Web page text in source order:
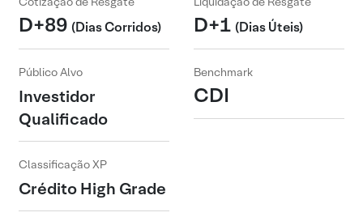
D+89 (Dias Corridos) D+1 (Dias Úteis)
Público Alvo
Investidor
Qualificado
Benchmark
CDI
Classificação XP
Crédito High Grade